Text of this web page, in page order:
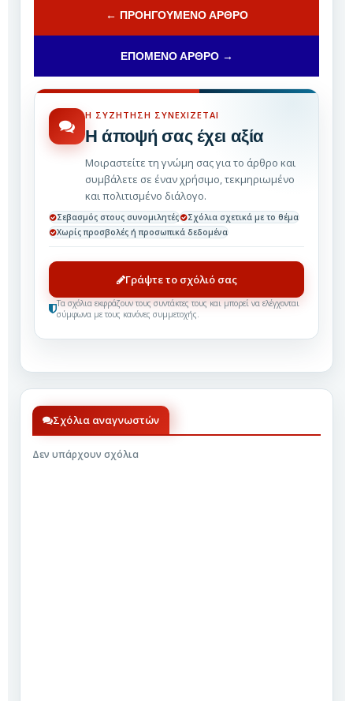
← ΠΡΟΗΓΟΎΜΕΝΟ ΆΡΘΡΟ
ΕΠΌΜΕΝΟ ΆΡΘΡΟ →
Η ΣΥΖΉΤΗΣΗ ΣΥΝΕΧΊΖΕΤΑΙ
Η άποψή σας έχει αξία
Μοιραστείτε τη γνώμη σας για το άρθρο και
συμβάλετε σε έναν χρήσιμο, τεκμηριωμένο
και πολιτισμένο διάλογο.
Σεβασμός στους συνομιλητές
Σχόλια σχετικά με το θέμα
Χωρίς προσβολές ή προσωπικά δεδομένα
Γράψτε το σχόλιό σας
Τα σχόλια εκφράζουν τους συντάκτες τους και μπορεί να ελέγχονται
σύμφωνα με τους κανόνες συμμετοχής.
Σχόλια αναγνωστών
Δεν υπάρχουν σχόλια